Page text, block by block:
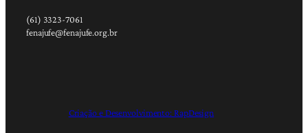
(61) 3323-7061
fenajufe@fenajufe.org.br
Criação e Desenvolvimento: RapDesign